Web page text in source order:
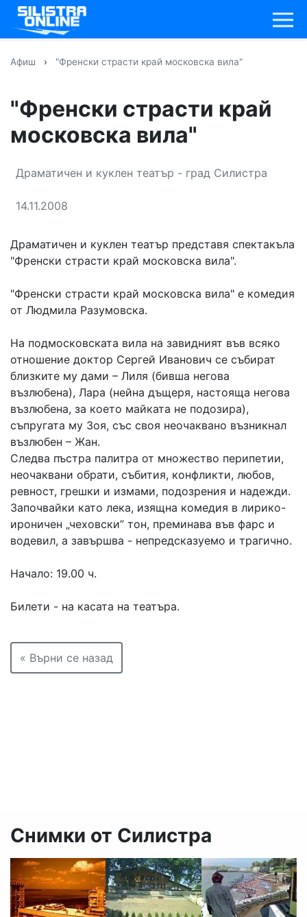
Афиш › "Френски страсти край московска вила"
"Френски страсти край
московска вила"
Драматичен и куклен театър - град Силистра
14.11.2008
Драматичен и куклен театър представя спектакъла
"Френски страсти край московска вила".
"Френски страсти край московска вила" е комедия
от Людмила Разумовска.
На подмосковската вила на завидният във всяко
отношение доктор Сергей Иванович се събират
близките му дами – Лиля (бивша негова
възлюбена), Лара (нейна дъщеря, настояща негова
възлюбена, за което майката не подозира),
съпругата му Зоя, със своя неочаквано възникнал
възлюбен – Жан.
Следва пъстра палитра от множество перипетии,
неочаквани обрати, събития, конфликти, любов,
ревност, грешки и измами, подозрения и надежди.
Започвайки като лека, изящна комедия в лирико-
ироничен „чеховски” тон, преминава във фарс и
водевил, а завършва - непредсказуемо и трагично.
Начало: 19.00 ч.
Билети - на касата на театъра.
« Върни се назад
Снимки от Силистра